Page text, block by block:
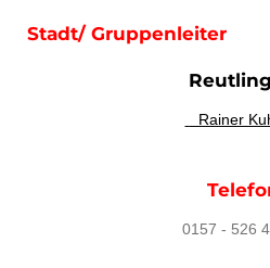
Stadt/ Gruppenleiter
Rainer
0157 - 526